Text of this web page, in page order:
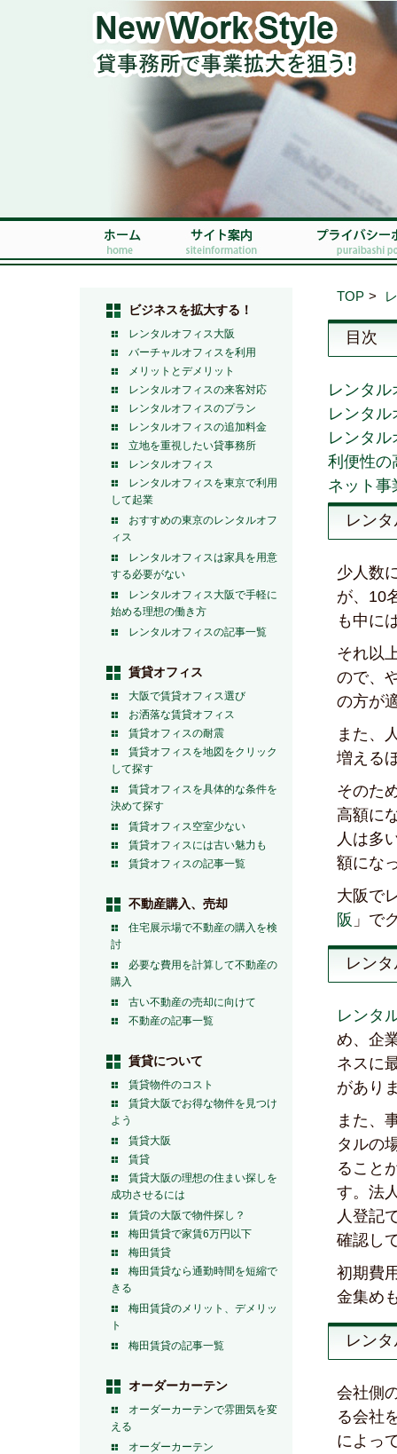
ビジネスを拡大する！
レンタルオフィス大阪
バーチャルオフィスを利用
メリットとデメリット
レンタルオフィスの来客対応
レンタルオフィスのプラン
レンタルオフィスの追加料金
立地を重視したい貸事務所
レンタルオフィス
レンタルオフィスを東京で利用
して起業
おすすめの東京のレンタルオフ
ィス
レンタルオフィスは家具を用意
する必要がない
レンタルオフィス大阪で手軽に
始める理想の働き方
レンタルオフィスの記事一覧
賃貸オフィス
大阪で賃貸オフィス選び
お洒落な賃貸オフィス
賃貸オフィスの耐震
賃貸オフィスを地図をクリック
して探す
賃貸オフィスを具体的な条件を
決めて探す
賃貸オフィス空室少ない
賃貸オフィスには古い魅力も
賃貸オフィスの記事一覧
不動産購入、売却
住宅展示場で不動産の購入を検
討
必要な費用を計算して不動産の
購入
古い不動産の売却に向けて
不動産の記事一覧
賃貸について
賃貸物件のコスト
賃貸大阪でお得な物件を見つけ
よう
賃貸大阪
賃貸
賃貸大阪の理想の住まい探しを
成功させるには
賃貸の大阪で物件探し？
梅田賃貸で家賃6万円以下
梅田賃貸
梅田賃貸なら通勤時間を短縮で
きる
梅田賃貸のメリット、デメリッ
ト
梅田賃貸の記事一覧
オーダーカーテン
オーダーカーテンで雰囲気を変
える
オーダーカーテン
TOP
目次
レンタ
レンタ
レンタ
利便性の
ネット事
レン
少人数
が、10
も中に
それ以
ので、
の方が
また、
増える
そのた
高額に
人は多
額にな
大阪で
阪 」で
レン
レンタ
め、企
ネスに
があり
また、
タルの
ること
す。法
人登記
確認し
初期費
金集め
レン
会社側
る会社
によっ